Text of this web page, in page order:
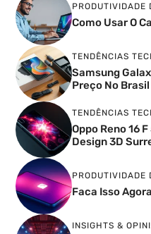
PRODUTIVIDADE
Como Usar O
TENDÊNCIAS
Samsung
Preço No Brasil
TENDÊNCIAS
Oppo Reno 16
Design 3D
PRODUTIVIDADE
Faca Isso
INSIGHTS &